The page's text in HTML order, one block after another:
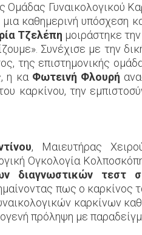
Ομάδας Γυναικολογικού
καθημερινή
Τζελέπη μοιράστηκε
Συνέχισε με την
της επιστημονικής
η κα Φωτεινή Φλουρή
καρκίνου, την
, Μαιευτήρας
Ογκολογία
διαγνωστικών τεστ
πως ο καρκίνος
καρκίνων
πρόληψη με